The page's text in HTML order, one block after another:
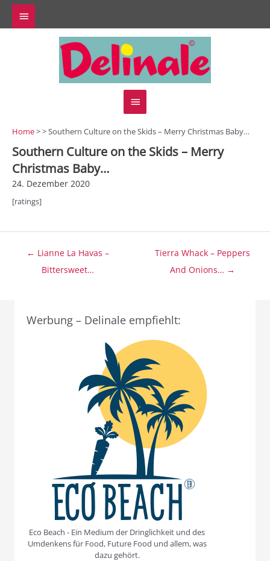
Zum
Inhalt
springen
Above
Hauptmenü
Home> > Southern Culture on the Skids – Merry Christmas Baby…
Southern Culture on the Skids – Merry
Christmas Baby…
24. Dezember 2020
[ratings]
Beitragsnavigation
← Lianne La Havas –
Bittersweet…
Tierra Whack – Peppers
And Onions… →
Werbung – Delinale empfiehlt:
Eco Beach - Ein Medium der Dringlichkeit und des
Umdenkens für Food, Future Food und allem, was
dazu gehört.